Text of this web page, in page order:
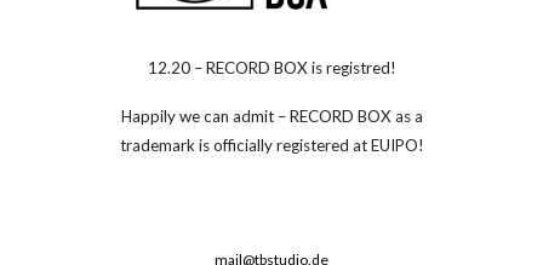
12.20 – RECORD BOX is registred!
Happily we can admit – RECORD BOX as a
trademark is officially registered at EUIPO!
mail@tbstudio.de